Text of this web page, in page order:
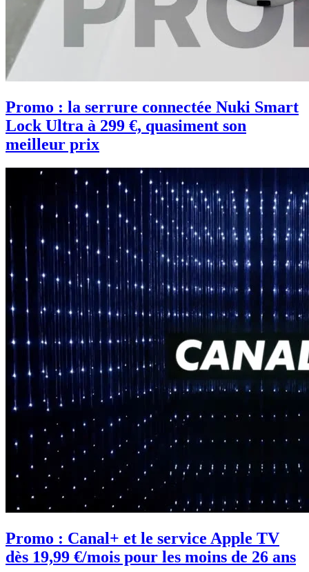
Promo : la serrure connectée Nuki Smart
Lock Ultra à 299 €, quasiment son
meilleur prix
Promo : Canal+ et le service Apple TV
dès 19,99 €/mois pour les moins de 26 ans